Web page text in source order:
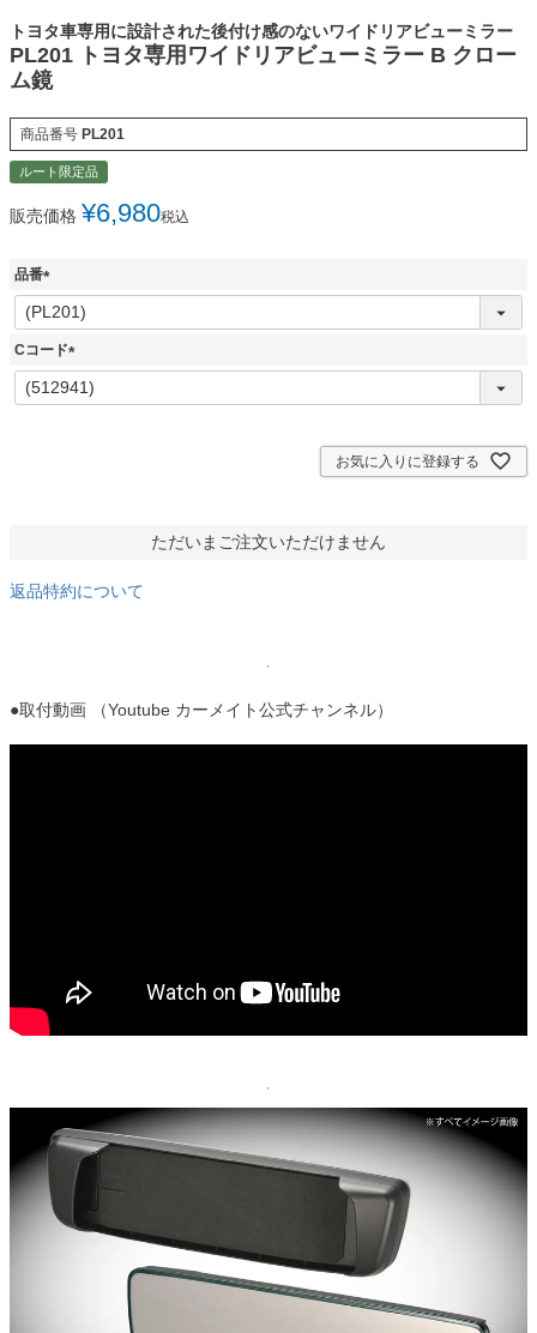
トヨタ車専用に設計された後付け感のないワイドリアビューミラー
PL201 トヨタ専用ワイドリアビューミラー B クロー
ム鏡
商品番号 PL201
ルート限定品
販売価格 ¥6,980税込
品番
(
必
須
Cコード
(
必
お気に入りに登録する
ただいまご注文いただけません
返品特約について
●取付動画 （Youtube カーメイト公式チャンネル）